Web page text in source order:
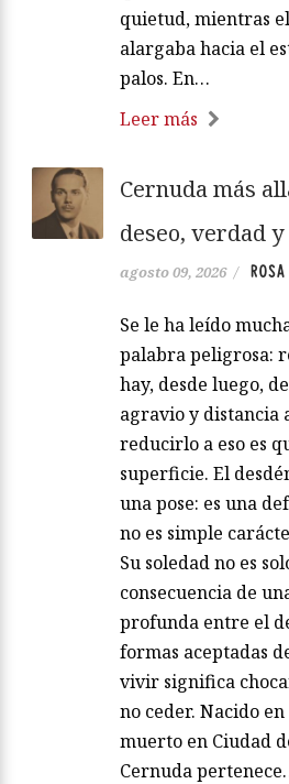
quietud, mientras
alargaba hacia el
palos. En…
Leer más
Cernuda más
deseo, verdad
agosto 09, 2026 /
Se le ha leído
palabra peligrosa:
hay, desde luego,
agravio y distancia
reducirlo a eso es
superficie. El
una pose: es una
no es simple
Su soledad no es
consecuencia de
profunda entre el
formas aceptadas
vivir significa
no ceder. Nacido
muerto en Ciudad
Cernuda